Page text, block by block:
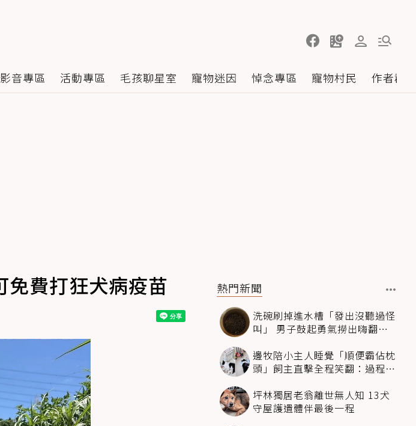
影音專區 活動專區 毛孩聊星室 寵物迷因 悼念專區 寵物村民 作者群
免費打狂犬病疫苗 熱門新聞
洗碗刷掉進水槽「發出沒聽過怪
叫」 男子鼓起勇氣撈出嗨翻：
邊牧陪小主人睡覺「順便霸佔枕
頭」飼主直擊全程笑翻：過程絲
坪林獨居老翁離世無人知 13犬
守屋護遺體伴最後一程